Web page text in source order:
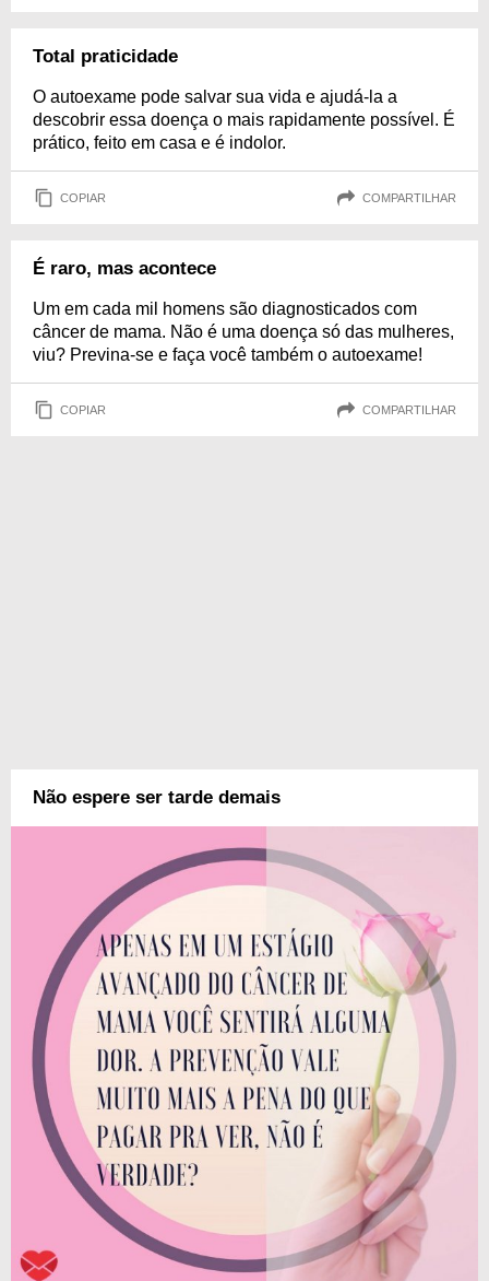
Total praticidade
O autoexame pode salvar sua vida e ajudá-la a
descobrir essa doença o mais rapidamente possível. É
prático, feito em casa e é indolor.
COPIAR COMPARTILHAR
É raro, mas acontece
Um em cada mil homens são diagnosticados com
câncer de mama. Não é uma doença só das mulheres,
viu? Previna-se e faça você também o autoexame!
COPIAR COMPARTILHAR
Não espere ser tarde demais